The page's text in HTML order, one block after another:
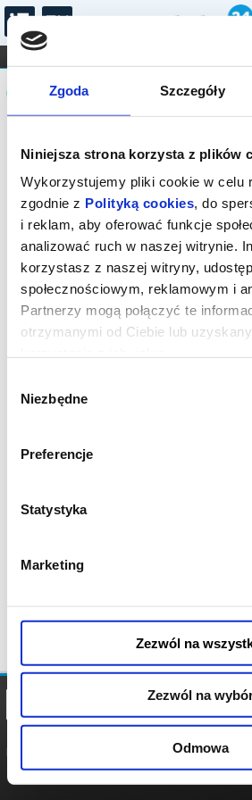
Zgoda Szczegóły
Niniejsza strona korzysta z plików
Wykorzystujemy pliki cookie w celu
zgodnie z Polityką cookies, do
i reklam, aby oferować funkcje
analizować ruch w naszej witrynie.
korzystasz z naszej witryny,
społecznościowym, reklamowym i
Partnerzy mogą połączyć te
otrzymanymi od Ciebie lub
zgody
Niezbędne
Preferencje
Statystyka
Marketing
Zezwól na
Zezwól na
Odmowa
FILHARMONIA OPERA I BALET
DLA DZIECI
Komunikat
Sprzedaż biletów on-line
została zakończona.
POLITYKA